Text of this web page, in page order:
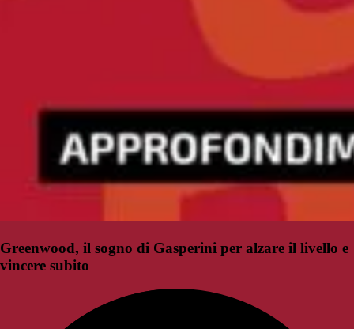
Greenwood, il sogno di Gasperini per alzare il livello e
vincere subito